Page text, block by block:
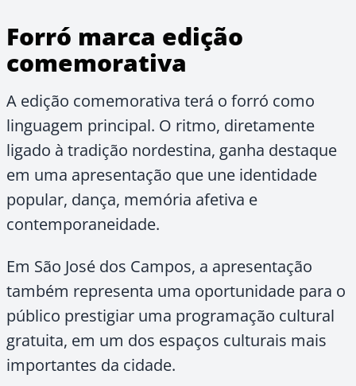
Forró marca edição
comemorativa
A edição comemorativa terá o forró como
linguagem principal. O ritmo, diretamente
ligado à tradição nordestina, ganha destaque
em uma apresentação que une identidade
popular, dança, memória afetiva e
contemporaneidade.
Em São José dos Campos, a apresentação
também representa uma oportunidade para o
público prestigiar uma programação cultural
gratuita, em um dos espaços culturais mais
importantes da cidade.